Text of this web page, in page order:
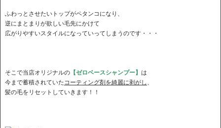
ふわっとさせたいトップがペタンコになり、
逆にまとまりが欲しい毛先にかけて
広がりやすいスタイルになっていってしまうのです・・・
そこで当店オリジナルの 【ゼロベースシャンプー】 は
今まで蓄積されていた コーティング剤を綺麗に剥がし
髪の毛をリセットしていきます！！